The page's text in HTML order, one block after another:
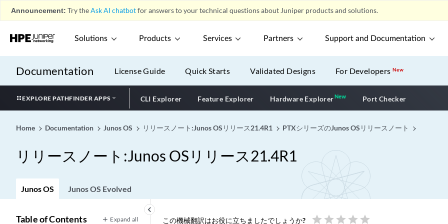
Announcement: Try theAsk AI chatbotfor answers to your technical questions about Juniper products and solutions.
Solutions Products Services Partners Support and Documentation
Documentation License Guide Quick Starts Validated Designs For DevelopersNew
EXPLORE PATHFINDER APPS CLI Explorer Feature Explorer Hardware ExplorerNewNew application
Port Checker
Home Documentation Junos OS リリースノート:Junos OSリリース21.4R1 PTXシリーズのJunos OSリリースノート
リリースノート:Junos OSリリース21.4R1
Junos OS Junos OS Evolved
keyboard_arrow_left
Table of Contents Expand all この機械翻訳はお役に立ちましたでしょうか? star star star star star